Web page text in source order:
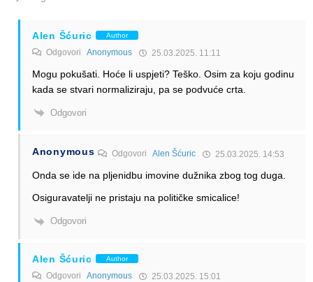
Alen Šćuric Author
Odgovori Anonymous 25.03.2025. 11:11
Mogu pokušati. Hoće li uspjeti? Teško. Osim za koju godinu
kada se stvari normaliziraju, pa se podvuće crta.
Odgovori
Anonymous OdgovoriAlen Šćuric 25.03.2025. 14:53
Onda se ide na pljenidbu imovine dužnika zbog tog duga.
Osiguravatelji ne pristaju na političke smicalice!
Odgovori
Alen Šćuric Author
Odgovori Anonymous 25.03.2025. 15:01